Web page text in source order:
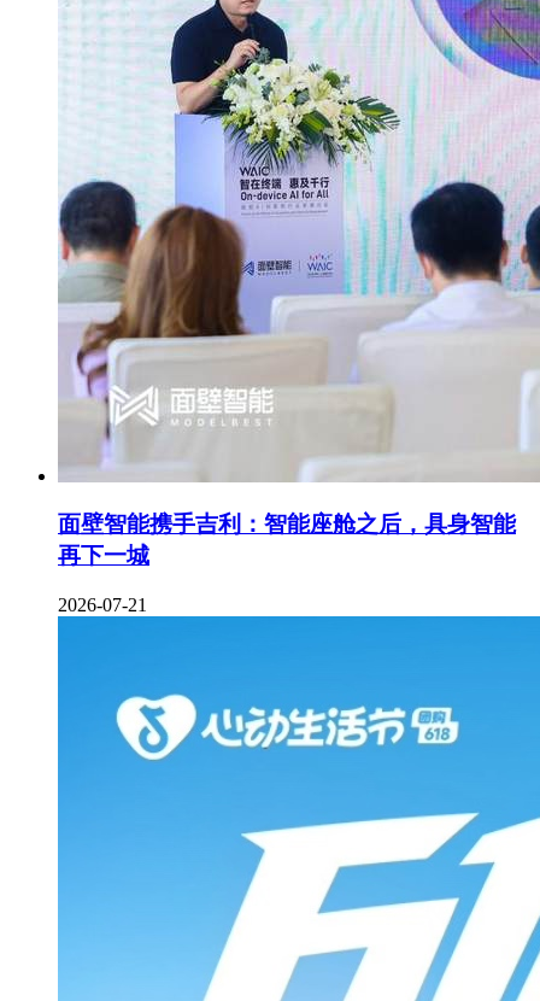
面壁智能携手吉利：智能座舱之后，具身智能
再下一城
2026-07-21